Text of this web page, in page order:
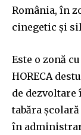
România, în
cinegetic și
Este o zonă
HORECA
de
tabăra
în